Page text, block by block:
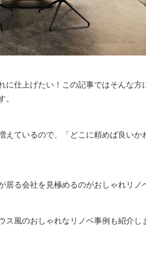
に仕上げたい！この記事ではそんな方
えているので、「どこに頼めば良いか
る会社を見極めるのがおしゃれリノ
ス風のおしゃれなリノベ事例も紹介し